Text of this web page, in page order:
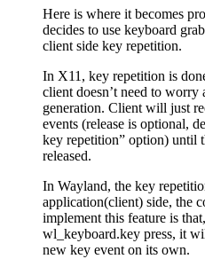
Here is where it becomes
decides to use keyboard
client side key repetition.
In X11, key repetition is
client doesn’t need to worry
generation. Client will just
events (release is optional,
key repetition” option) until
released.
In Wayland, the key
application(client) side, the
implement this feature is
wl_keyboard.key press, it
new key event on its own.